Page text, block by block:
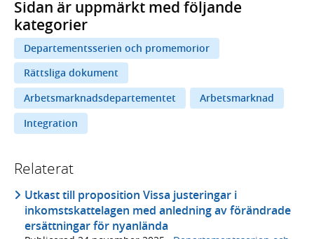
Sidan är uppmärkt med följande
kategorier
Departementsserien och promemorior
Rättsliga dokument
Arbetsmarknadsdepartementet
Arbetsmarknad
Integration
Relaterat
Utkast till proposition Vissa justeringar i
inkomstskattelagen med anledning av förändrade
ersättningar för nyanlända